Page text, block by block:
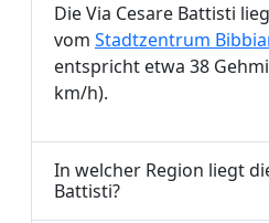
Die Via Cesare Battisti
vom Stadtzentrum
entspricht etwa 38
km/h).
In welcher Region liegt
Battisti?